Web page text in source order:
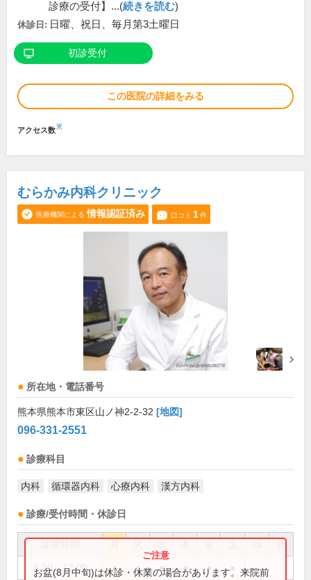
診療の受付】...(続きを読む)
休診日: 日曜、祝日、毎月第3土曜日
初診受付
この医院の詳細をみる
アクセス数※
むらかみ内科クリニック
医療機関による 情報認証済み 口コミ 1件
所在地・電話番号
熊本県熊本市東区山ノ神2-2-32 [地図]
096-331-2551
診療科目
内科 循環器内科 心療内科 漢方内科
診療/受付時間・休診日
祝
8:30～12:00 ● ● ● ● ●
お盆(8月中旬)は休診・休業の場合があります。来院前